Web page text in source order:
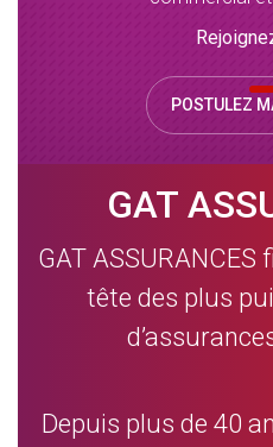
POSTULEZ
GAT
GAT
tête des plus
Depuis plus de 40